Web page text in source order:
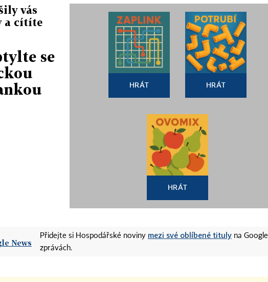
vás
a cítíte
se
HRÁT HRÁT
HRÁT
Přidejte si Hospodářské noviny mezi své oblíbené tituly na Google
zprávách.